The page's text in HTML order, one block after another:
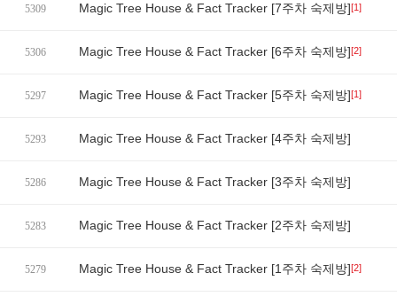
5309 Magic Tree House & Fact Tracker [7주차 숙제방][1]
5306 Magic Tree House & Fact Tracker [6주차 숙제방][2]
5297 Magic Tree House & Fact Tracker [5주차 숙제방][1]
5293 Magic Tree House & Fact Tracker [4주차 숙제방]
5286 Magic Tree House & Fact Tracker [3주차 숙제방]
5283 Magic Tree House & Fact Tracker [2주차 숙제방]
5279 Magic Tree House & Fact Tracker [1주차 숙제방][2]